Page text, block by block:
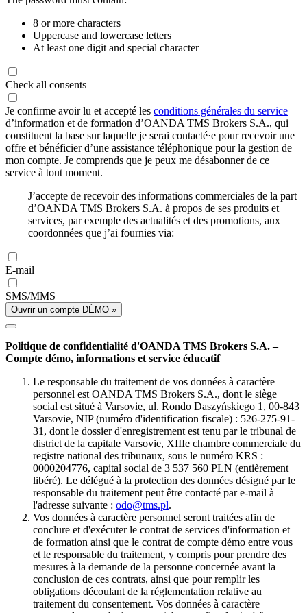
8 or more characters
Uppercase and lowercase letters
At least one digit and special character
Check all consents
Je confirme avoir lu et accepté les conditions générales du service
d’information et de formation d’OANDA TMS Brokers S.A., qui
constituent la base sur laquelle je serai contacté·e pour recevoir une
offre et bénéficier d’une assistance téléphonique pour la gestion de
mon compte. Je comprends que je peux me désabonner de ce
service à tout moment.
J’accepte de recevoir des informations commerciales de la part
d’OANDA TMS Brokers S.A. à propos de ses produits et
services, par exemple des actualités et des promotions, aux
coordonnées que j’ai fournies via:
E-mail
SMS/MMS
Ouvrir un compte DÉMO »
Politique de confidentialité d'OANDA TMS Brokers S.A. –
Compte démo, informations et service éducatif
Le responsable du traitement de vos données à caractère
personnel est OANDA TMS Brokers S.A., dont le siège
social est situé à Varsovie, ul. Rondo Daszyńskiego 1, 00-843
Varsovie, NIP (numéro d'identification fiscale) : 526-275-91-
31, dont le dossier d'enregistrement est tenu par le tribunal de
district de la capitale Varsovie, XIIIe chambre commerciale du
registre national des tribunaux, sous le numéro KRS :
0000204776, capital social de 3 537 560 PLN (entièrement
libéré). Le délégué à la protection des données désigné par le
responsable du traitement peut être contacté par e-mail à
l'adresse suivante : odo@tms.pl.
Vos données à caractère personnel seront traitées afin de
conclure et d'exécuter le contrat de services d'information et
de formation ainsi que le contrat de compte démo entre vous
et le responsable du traitement, y compris pour prendre des
mesures à la demande de la personne concernée avant la
conclusion de ces contrats, ainsi que pour remplir les
obligations découlant de la réglementation relative au
traitement du consentement. Vos données à caractère